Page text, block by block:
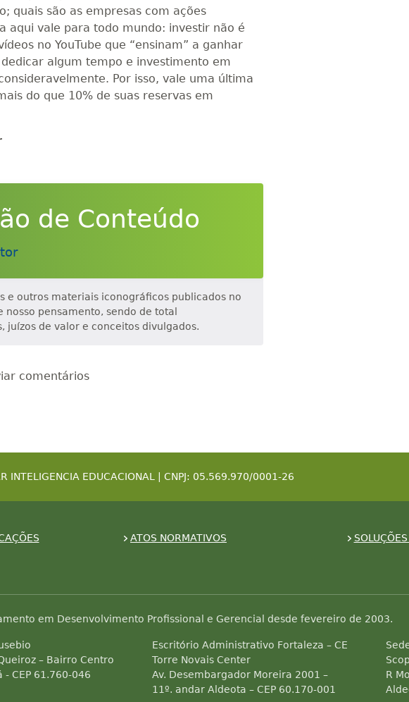
quais são as empresas com ações
aqui vale para todo mundo: investir não é
no YouTube que “ensinam” a ganhar
algum tempo e investimento em
Por isso, vale uma última
do que 10% de suas reservas em
de Conteúdo
e outros materiais iconográficos publicados no
pensamento, sendo de total
juízos de valor e conceitos divulgados.
comentários
INTELIGENCIA EDUCACIONAL | CNPJ: 05.569.970/0001-26
ATOS NORMATIVOS
em Desenvolvimento Profissional e Gerencial desde fevereiro de 2003.
– Bairro Centro
- CEP 61.760-046
Escritório Administrativo Fortaleza – CE
Torre Novais Center
Av. Desembargador Moreira 2001 –
11º. andar Aldeota – CEP 60.170-001
R